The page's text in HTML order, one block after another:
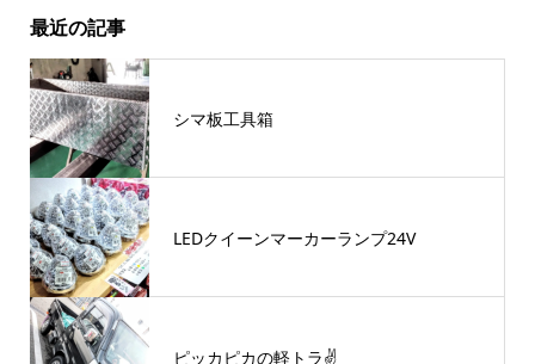
最近の記事
シマ板工具箱
LEDクイーンマーカーランプ24V
ピッカピカの軽トラ✌